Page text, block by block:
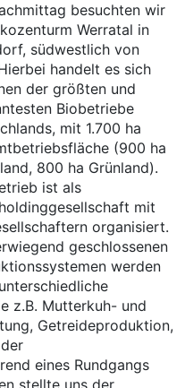
besuchten wir
Werratal in
südwestlich von
handelt es sich
der größten und
Biobetriebe
mit 1.700 ha
(900 ha
800 ha Grünland).
ist als
mit
organisiert.
geschlossenen
werden
z.B. Mutterkuh- und
Getreideproduktion,
eines Rundgangs